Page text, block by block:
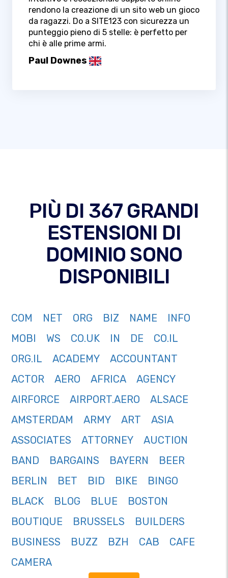
rendono la creazione di un sito web un gioco
da ragazzi. Do a SITE123 con sicurezza un
punteggio pieno di 5 stelle: è perfetto per
chi è alle prime armi.
Paul Downes
PIÙ DI 367 GRANDI
ESTENSIONI DI
DOMINIO SONO
DISPONIBILI
COM NET ORG BIZ NAME
INFO
MOBI
WS CO.UK IN DE
CO.IL
ORG.IL
ACADEMY
ACCOUNTANT
ACTOR
AERO AFRICA
AGENCY
AIRFORCE
AIRPORT.AERO
ALSACE
AMSTERDAM
ARMY ART
ASIA
ASSOCIATES
ATTORNEY
AUCTION
BAND
BARGAINS BAYERN
BEER
BERLIN
BET BID BIKE
BINGO
BLACK
BLOG BLUE
BOSTON
BOUTIQUE
BRUSSELS
BUILDERS
BUSINESS
BUZZ BZH CAB
CAFE
CAMERA